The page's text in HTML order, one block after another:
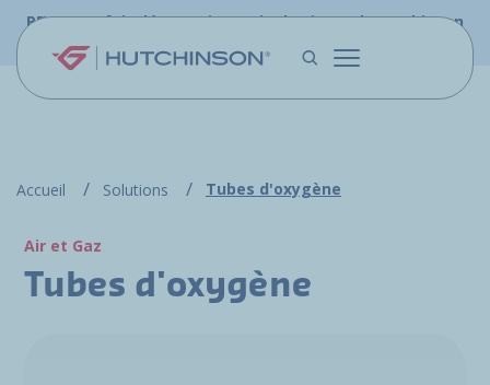
Aller au contenu principal
PFW.aero fait désormais partie du site web Hutchinson
Accueil Solutions Tubes d'oxygène
Air et Gaz
Tubes d'oxygène